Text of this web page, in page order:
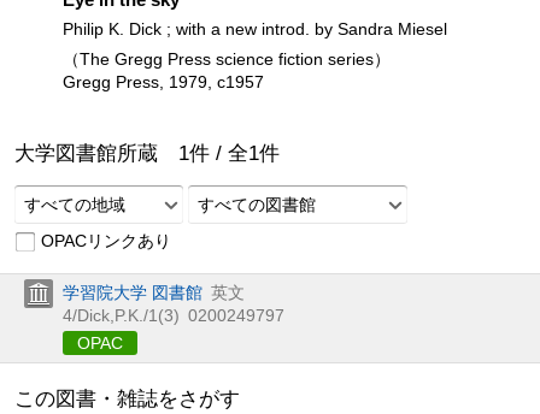
Philip K. Dick ; with a new introd. by Sandra Miesel
（The Gregg Press science fiction series）
Gregg Press, 1979, c1957
大学図書館所蔵 1件 / 全1件
すべての地域
すべての図書館
OPACリンクあり
学習院大学 図書館 英文
4/Dick,P.K./1(3) 0200249797
OPAC
この図書・雑誌をさがす